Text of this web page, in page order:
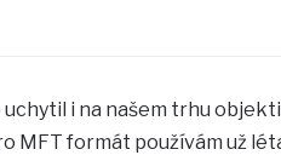
i na našem trhu
MFT formát používám už